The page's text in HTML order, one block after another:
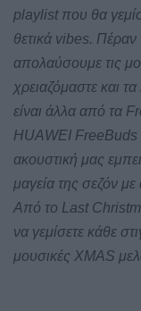
playlist που θα
θετικά vibes.
απολαύσουμε τις
χρειαζόμαστε και
είναι άλλα από τα
HUAWEI FreeBuds
ακουστική μας
μαγεία της σεζόν
Από το Last
να γεμίσετε κάθε
μουσικές XMAS